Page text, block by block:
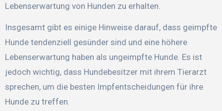
Lebenserwartung von Hunden zu erhalten.
Insgesamt gibt es einige Hinweise darauf, dass geimpfte
Hunde tendenziell gesünder sind und eine höhere
Lebenserwartung haben als ungeimpfte Hunde. Es ist
jedoch wichtig, dass Hundebesitzer mit ihrem Tierarzt
sprechen, um die besten Impfentscheidungen für ihre
Hunde zu treffen.